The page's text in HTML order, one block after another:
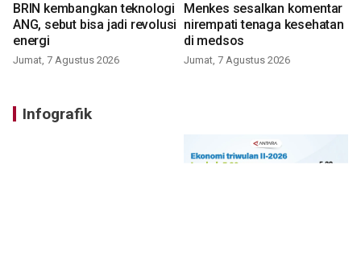
BRIN kembangkan teknologi
ANG, sebut bisa jadi revolusi
energi
Jumat, 7 Agustus 2026
Menkes sesalkan komentar
nirempati tenaga kesehatan
di medsos
Jumat, 7 Agustus 2026
Infografik